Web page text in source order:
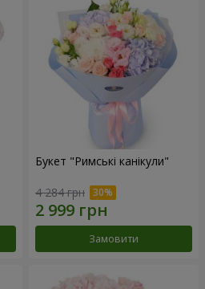
Букет "Римські канікули"
4 284 грн
Замовити